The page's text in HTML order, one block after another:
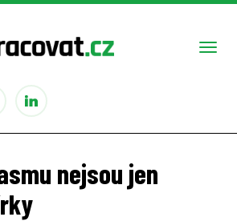
nejsou jen